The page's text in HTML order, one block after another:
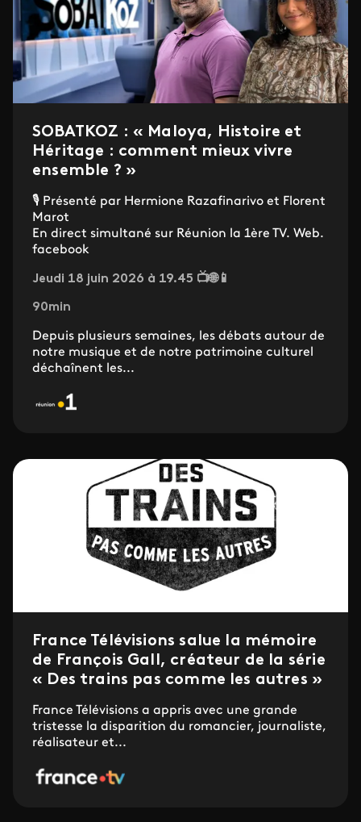
SOBATKOZ : « Maloya, Histoire et
Héritage : comment mieux vivre
ensemble ? »
🎙️ Présenté par Hermione Razafinarivo et Florent
Marot
En direct simultané sur Réunion la 1ère TV. Web.
facebook
Jeudi 18 juin 2026 à 19.45 📺🌐📱
90min
Depuis plusieurs semaines, les débats autour de
notre musique et de notre patrimoine culturel
déchaînent les...
France Télévisions salue la mémoire
de François Gall, créateur de la série
« Des trains pas comme les autres »
France Télévisions a appris avec une grande
tristesse la disparition du romancier, journaliste,
réalisateur et...